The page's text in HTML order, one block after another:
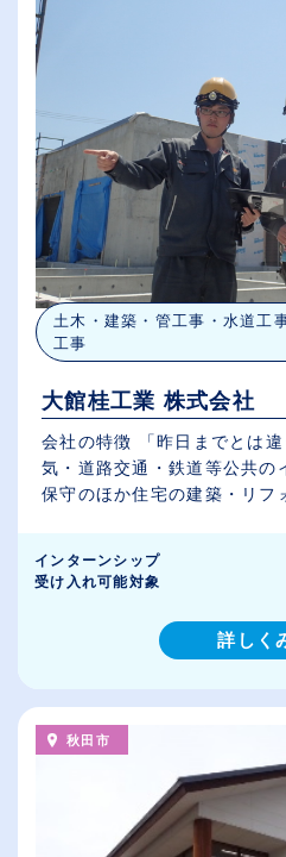
土木・建築・管工事・水道工
工事
大館桂工業 株式会社
会社の特徴 「昨日までとは
気・道路交通・鉄道等公共の
保守のほか住宅の建築・リフ
インターンシップ
受け入れ可能対象
詳しく
秋田市